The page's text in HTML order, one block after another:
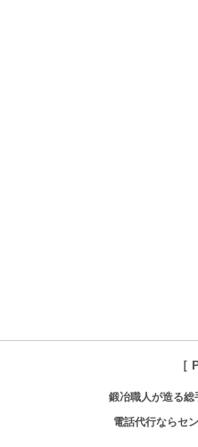
［
鍛冶職人が造る
電話代行ならセ